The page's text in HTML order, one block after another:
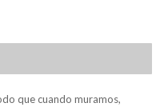
que cuando muramos,